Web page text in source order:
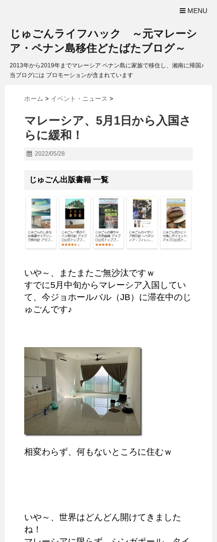
MENU
じゅごんライフハック ～元マレーシ
ア・ペナン島移住どたばたブログ～
2013年から2019年までマレーシア ペナン島に家族で移住し、湘南に帰国♪
当ブログには プロモーションが含まれています
ホーム > イベント・ニュース >
マレーシア、5月1日から入国さ
らに緩和！
2022/05/28
じゅごん出版書籍 一覧
いや～、またまたご無沙汰ですｗ
すでに5月中旬からマレーシア入国してい
て、今ジョホールバル（JB）に滞在中のじ
ゅごんです♪
相変わらず、何もないところに住むｗ
いや～、世界はどんどん開けてきました
ね！